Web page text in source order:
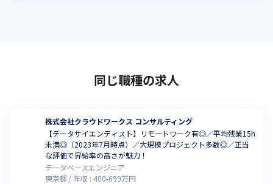
同じ職種の求人
株式会社クラウドワークス コンサルティング
【データサイエンティスト】リモートワーク有◎／平均残業15h
未満◎（2023年7月時点）／大規模プロジェクト多数◎／正当
な評価で昇給率の高さが魅力！
データベースエンジニア
東京都
年収 : 400-699万円